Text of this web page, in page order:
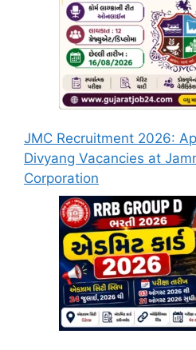
JMC Recruitment 2026:
Divyang Vacancies at
Corporation